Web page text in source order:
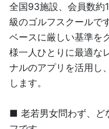
全国93施設、会員数約
級のゴルフスクールで
ベースに厳しい基準を
様一人ひとりに最適な
ナルのアプリを活用し
します。
■ 老若男女問わず、ど